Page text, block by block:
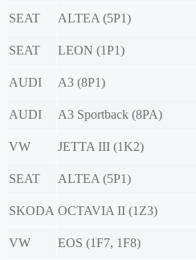
SEAT
ALTEA (5P1)
SEAT
LEON (1P1)
AUDI
A3 (8P1)
AUDI
A3 Sportback (8PA)
VW
JETTA III (1K2)
SEAT
ALTEA (5P1)
SKODA OCTAVIA II (1Z3)
VW
EOS (1F7, 1F8)